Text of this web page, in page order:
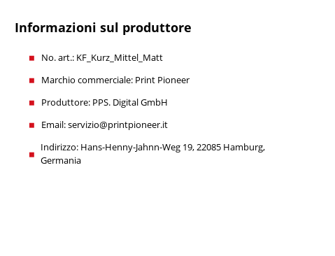
Informazioni sul produttore
No. art.: KF_Kurz_Mittel_Matt
Marchio commerciale: Print Pioneer
Produttore: PPS. Digital GmbH
Email: servizio@printpioneer.it
Indirizzo: Hans-Henny-Jahnn-Weg 19, 22085 Hamburg,
Germania